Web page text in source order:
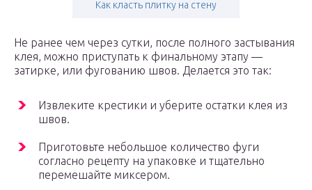
Как класть плитку на стену
Не ранее чем через сутки, после полного застывания
клея, можно приступать к финальному этапу —
затирке, или фугованию швов. Делается это так:
Извлеките крестики и уберите остатки клея из
швов.
Приготовьте небольшое количество фуги
согласно рецепту на упаковке и тщательно
перемешайте миксером.